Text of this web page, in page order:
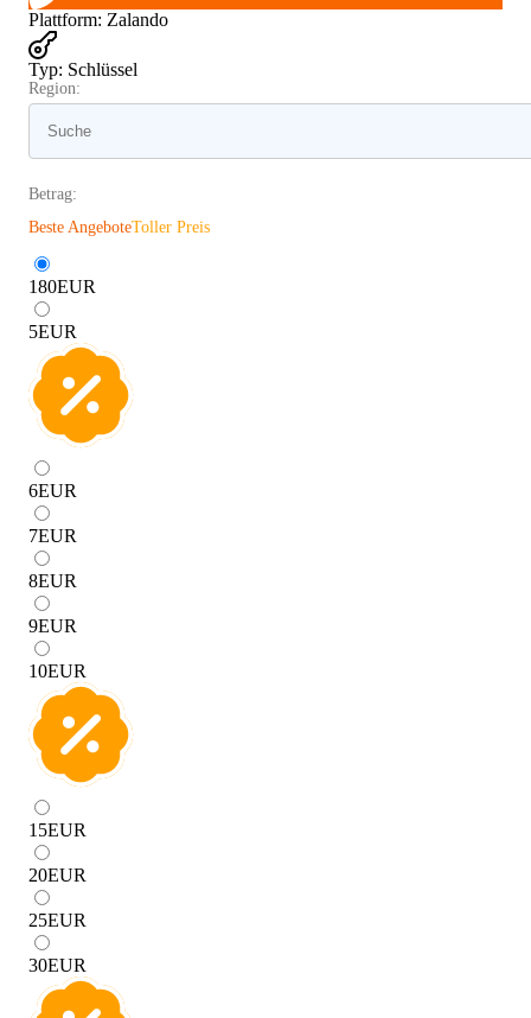
Plattform: Zalando
Typ: Schlüssel
Region:
Betrag:
Beste AngeboteToller Preis
180EUR
5EUR
6EUR
7EUR
8EUR
9EUR
10EUR
15EUR
20EUR
25EUR
30EUR